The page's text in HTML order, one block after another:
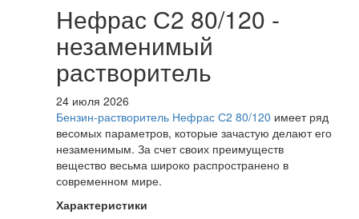
Нефрас С2 80/120 -
незаменимый
растворитель
24 июля 2026
Бензин-растворитель Нефрас С2 80/120 имеет ряд
весомых параметров, которые зачастую делают его
незаменимым. За счет своих преимуществ
вещество весьма широко распространено в
современном мире.
Характеристики